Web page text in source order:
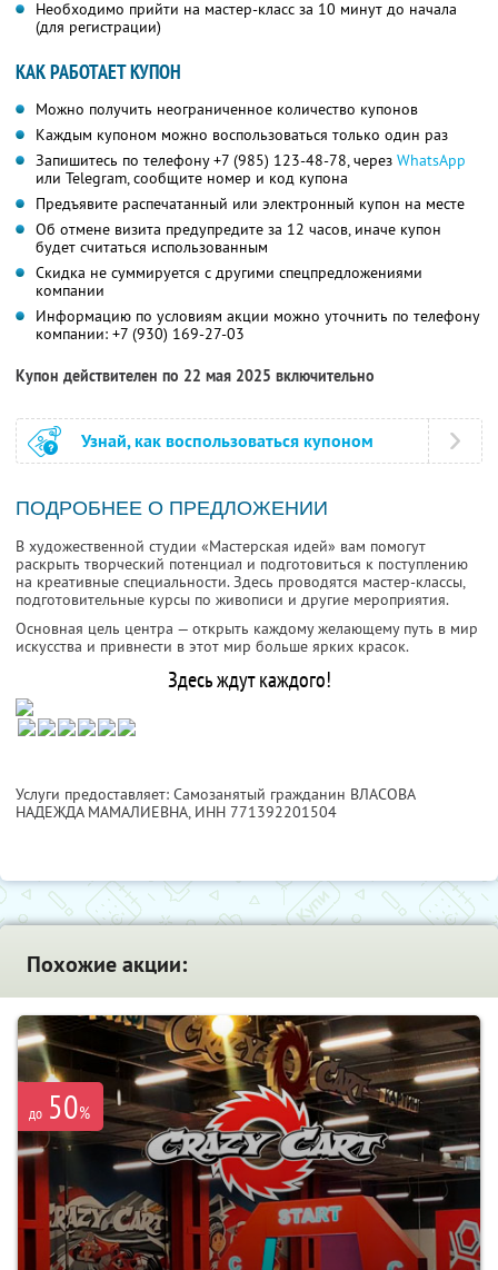
Необходимо прийти на мастер-класс за 10 минут до начала
(для регистрации)
КАК РАБОТАЕТ КУПОН
Можно получить неограниченное количество купонов
Каждым купоном можно воспользоваться только один раз
Запишитесь по телефону+7 (985) 123-48-78,через WhatsApp
или Telegram, сообщите номер и код купона
Предъявите распечатанный или электронный купон на месте
Об отмене визита предупредите за 12 часов, иначе купон
будет считаться использованным
Скидка не суммируется с другими спецпредложениями
компании
Информацию по условиям акции можно уточнить по телефону
компании: +7 (930) 169-27-03
Купон действителен по 22 мая 2025 включительно
Узнай, как воспользоваться купоном
ПОДРОБНЕЕ О ПРЕДЛОЖЕНИИ
В художественной студии «Мастерская идей» вам помогут
раскрыть творческий потенциал и подготовиться к поступлению
на креативные специальности. Здесь проводятся мастер-классы,
подготовительные курсы по живописи и другие мероприятия.
Основная цель центра — открыть каждому желающему путь в мир
искусства и привнести в этот мир больше ярких красок.
Здесь ждут каждого!
Услуги предоставляет: Самозанятый гражданин ВЛАСОВА
НАДЕЖДА МАМАЛИЕВНА, ИНН 771392201504
Похожие акции:
до 50%